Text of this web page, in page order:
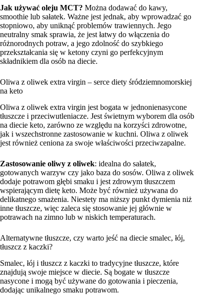
Jak używać oleju MCT? Można dodawać do kawy,
smoothie lub sałatek. Ważne jest jednak, aby wprowadzać go
stopniowo, aby uniknąć problemów trawiennych. Jego
neutralny smak sprawia, że jest łatwy do włączenia do
różnorodnych potraw, a jego zdolność do szybkiego
przekształcania się w ketony czyni go perfekcyjnym
składnikiem dla osób na diecie.
Oliwa z oliwek extra virgin – serce diety śródziemnomorskiej
na keto
Oliwa z oliwek extra virgin jest bogata w jednonienasycone
tłuszcze i przeciwutleniacze. Jest świetnym wyborem dla osób
na diecie keto, zarówno ze względu na korzyści zdrowotne,
jak i wszechstronne zastosowanie w kuchni. Oliwa z oliwek
jest również ceniona za swoje właściwości przeciwzapalne.
Zastosowanie oliwy z oliwek: idealna do sałatek,
gotowanych warzyw czy jako baza do sosów. Oliwa z oliwek
dodaje potrawom głębi smaku i jest zdrowym tłuszczem
wspierającym dietę keto. Może być również używana do
delikatnego smażenia. Niestety ma niższy punkt dymienia niż
inne tłuszcze, więc zaleca się stosowanie jej głównie w
potrawach na zimno lub w niskich temperaturach.
Alternatywne tłuszcze, czy warto jeść na diecie smalec, łój,
tłuszcz z kaczki?
Smalec, łój i tłuszcz z kaczki to tradycyjne tłuszcze, które
znajdują swoje miejsce w diecie. Są bogate w tłuszcze
nasycone i mogą być używane do gotowania i pieczenia,
dodając unikalnego smaku potrawom.